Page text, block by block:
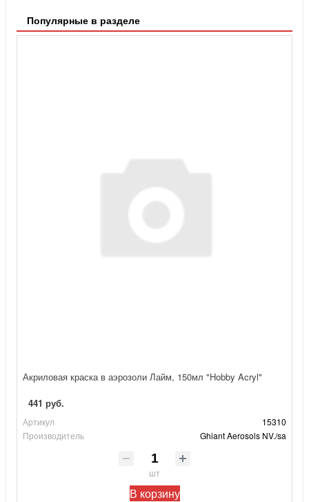
Популярные в разделе
Акриловая краска в аэрозоли Лайм, 150мл "Hobby Acryl"
441 руб.
Артикул
15310
Производитель
Ghiant Aerosols NV./sa
шт
В корзину